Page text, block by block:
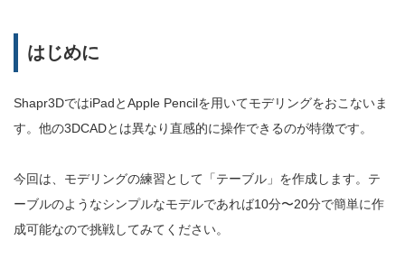
はじめに
Shapr3DではiPadとApple Pencilを用いてモデリングをおこないま
す。他の3DCADとは異なり直感的に操作できるのが特徴です。
今回は、モデリングの練習として「テーブル」を作成します。テ
ーブルのようなシンプルなモデルであれば10分〜20分で簡単に作
成可能なので挑戦してみてください。